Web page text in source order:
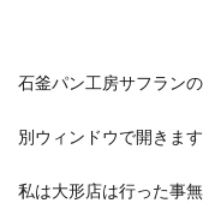
石釜パン工房サフランの
別ウィンドウで開きます
私は大形店は行った事